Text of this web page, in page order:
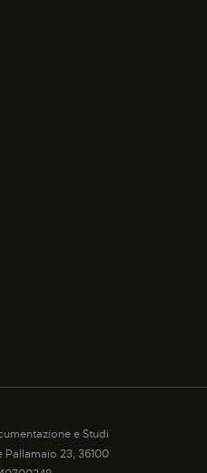
e Studi
Pallamaio 23, 36100